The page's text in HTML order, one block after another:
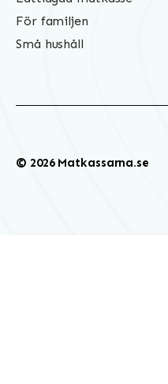
För familjen
Små hushåll
© 2026 Matkassarna.se